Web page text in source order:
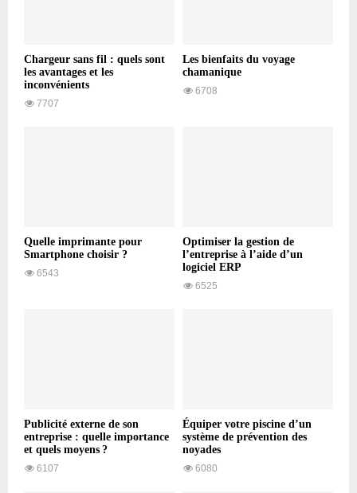
Chargeur sans fil : quels sont
les avantages et les
inconvénients
7707
Les bienfaits du voyage
chamanique
6708
Quelle imprimante pour
Smartphone choisir ?
6543
Optimiser la gestion de
l’entreprise à l’aide d’un
logiciel ERP
6525
Publicité externe de son
entreprise : quelle importance
et quels moyens ?
6107
Équiper votre piscine d’un
système de prévention des
noyades
6080